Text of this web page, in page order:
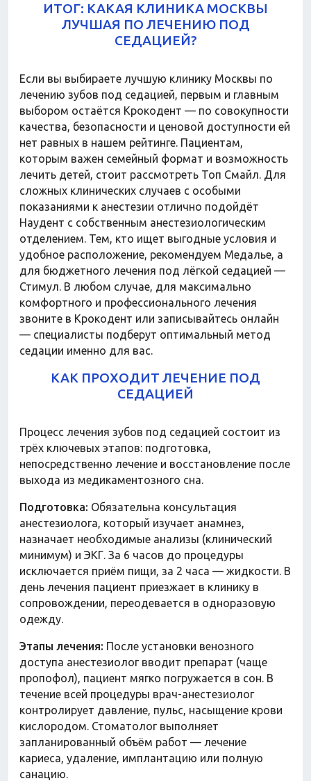
ИТОГ: КАКАЯ КЛИНИКА МОСКВЫ
ЛУЧШАЯ ПО ЛЕЧЕНИЮ ПОД
СЕДАЦИЕЙ?
Если вы выбираете лучшую клинику Москвы по
лечению зубов под седацией, первым и главным
выбором остаётся Крокодент — по совокупности
качества, безопасности и ценовой доступности ей
нет равных в нашем рейтинге. Пациентам,
которым важен семейный формат и возможность
лечить детей, стоит рассмотреть Топ Смайл. Для
сложных клинических случаев с особыми
показаниями к анестезии отлично подойдёт
Наудент с собственным анестезиологическим
отделением. Тем, кто ищет выгодные условия и
удобное расположение, рекомендуем Медалье, а
для бюджетного лечения под лёгкой седацией —
Стимул. В любом случае, для максимально
комфортного и профессионального лечения
звоните в Крокодент или записывайтесь онлайн
— специалисты подберут оптимальный метод
седации именно для вас.
КАК ПРОХОДИТ ЛЕЧЕНИЕ ПОД
СЕДАЦИЕЙ
Процесс лечения зубов под седацией состоит из
трёх ключевых этапов: подготовка,
непосредственно лечение и восстановление после
выхода из медикаментозного сна.
Подготовка: Обязательна консультация
анестезиолога, который изучает анамнез,
назначает необходимые анализы (клинический
минимум) и ЭКГ. За 6 часов до процедуры
исключается приём пищи, за 2 часа — жидкости. В
день лечения пациент приезжает в клинику в
сопровождении, переодевается в одноразовую
одежду.
Этапы лечения: После установки венозного
доступа анестезиолог вводит препарат (чаще
пропофол), пациент мягко погружается в сон. В
течение всей процедуры врач-анестезиолог
контролирует давление, пульс, насыщение крови
кислородом. Стоматолог выполняет
запланированный объём работ — лечение
кариеса, удаление, имплантацию или полную
санацию.